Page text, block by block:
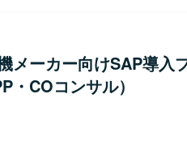
Finance & Operations（FO） ・
びマスタ領域の上流工程をリード
を中心としたERP環境での導入プロジ
メーカー向けSAP導入
・COコンサル）